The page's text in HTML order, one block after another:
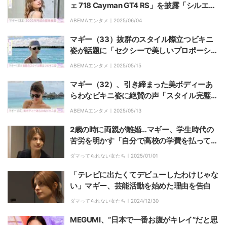
ェ 718 Cayman GT4 RS」を披露「シルエッ
トもカラーリングもかっこいい」ファン絶賛
ABEMAエンタメ｜ 2025/06/04
マギー（33）抜群のスタイル際立つビキニ
姿が話題に「セクシーで美しいプロポーショ
ン」「最高」
ABEMAエンタメ｜ 2025/05/15
マギー（32）、引き締まった美ボディーあ
らわなビキニ姿に絶賛の声「スタイル完璧」
「女神すぎです」
ABEMAエンタメ｜ 2025/05/13
2歳の時に両親が離婚…マギー、学生時代の
苦労を明かす「自分で高校の学費を払って
た」
ダマってられない女たち｜ 2025/01/01
「テレビに出たくてデビューしたわけじゃな
い」マギー、芸能活動を始めた理由を告白
ダマってられない女たち｜ 2024/12/30
MEGUMI、“日本で一番お腹がキレイ”だと思